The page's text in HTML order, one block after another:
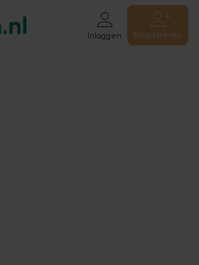
Inloggen Registreren